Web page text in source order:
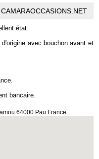
état.
avec bouchon avant et
bancaire.
64000 Pau France